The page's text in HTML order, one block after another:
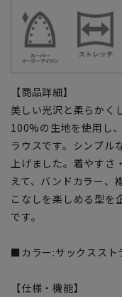
【商品詳細】
美しい光沢と柔らかく
100%の生地を使用し
ラウスです。シンプル
上げました。着やすさ
えて、バンドカラー、
こなしを楽しめる型を
です。
■カラー:サックススト
【仕様・機能】